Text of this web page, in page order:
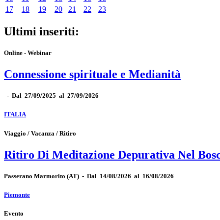
17
18 19 20 21 22 23
Ultimi inseriti:
Online - Webinar
Connessione spirituale e Medianità
- Dal 27/09/2025 al 27/09/2026
ITALIA
Viaggio / Vacanza / Ritiro
Ritiro Di Meditazione Depurativa Nel
Passerano Marmorito (AT) - Dal 14/08/2026 al 16/08/2026
Piemonte
Evento